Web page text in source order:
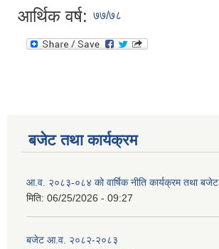
आर्थिक वर्ष: ७७/७८
बजेट तथा कार्यक्रम
आ.व. २०८३-०८४ को वार्षिक नीति कार्यक्रम तथा बजेट
मिति: 06/25/2026 - 09:27
बजेट आ.व. २०८२-२०८३